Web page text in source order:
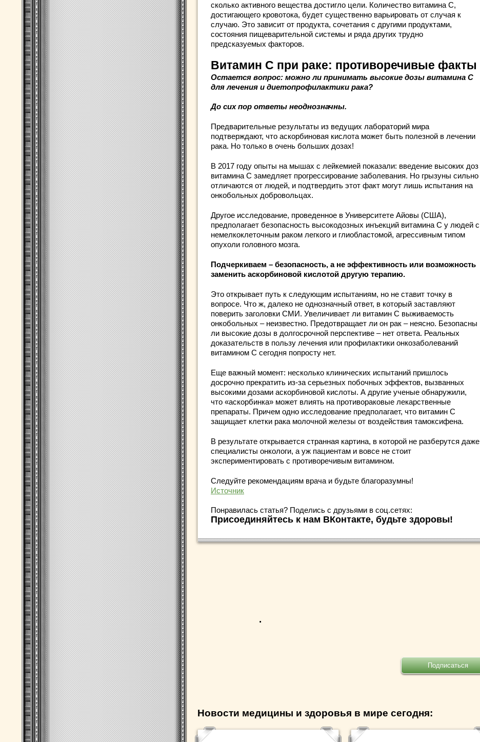
сколько активного вещества достигло цели. Количество витамина С,
достигающего кровотока, будет существенно варьировать от случая к
случаю. Это зависит от продукта, сочетания с другими продуктами,
состояния пищеварительной системы и ряда других трудно
предсказуемых факторов.
Витамин С при раке: противоречивые факты
Остается вопрос: можно ли принимать высокие дозы витамина С
для лечения и диетопрофилактики рака?
До сих пор ответы неоднозначны.
Предварительные результаты из ведущих лабораторий мира
подтверждают, что аскорбиновая кислота может быть полезной в лечении
рака. Но только в очень больших дозах!
В 2017 году опыты на мышах с лейкемией показали: введение высоких доз
витамина С замедляет прогрессирование заболевания. Но грызуны сильно
отличаются от людей, и подтвердить этот факт могут лишь испытания на
онкобольных добровольцах.
Другое исследование, проведенное в Университете Айовы (США),
предполагает безопасность высокодозных инъекций витамина С у людей с
немелкоклеточным раком легкого и глиобластомой, агрессивным типом
опухоли головного мозга.
Подчеркиваем – безопасность, а не эффективность или возможность
заменить аскорбиновой кислотой другую терапию.
Это открывает путь к следующим испытаниям, но не ставит точку в
вопросе. Что ж, далеко не однозначный ответ, в который заставляют
поверить заголовки СМИ. Увеличивает ли витамин С выживаемость
онкобольных – неизвестно. Предотвращает ли он рак – неясно. Безопасны
ли высокие дозы в долгосрочной перспективе – нет ответа. Реальных
доказательств в пользу лечения или профилактики онкозаболеваний
витамином С сегодня попросту нет.
Еще важный момент: несколько клинических испытаний пришлось
досрочно прекратить из-за серьезных побочных эффектов, вызванных
высокими дозами аскорбиновой кислоты. А другие ученые обнаружили,
что «аскорбинка» может влиять на противораковые лекарственные
препараты. Причем одно исследование предполагает, что витамин С
защищает клетки рака молочной железы от воздействия тамоксифена.
В результате открывается странная картина, в которой не разберутся даже
специалисты онкологи, а уж пациентам и вовсе не стоит
экспериментировать с противоречивым витамином.
Следуйте рекомендациям врача и будьте благоразумны!
Источник
Понравилась статья? Поделись с друзьями в соц.сетях:
Присоединяйтесь к нам ВКонтакте, будьте здоровы!
.
Новости медицины и здоровья в мире сегодня: